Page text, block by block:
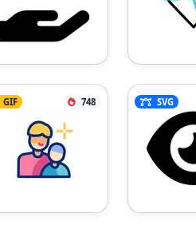
GIF 748 SVG